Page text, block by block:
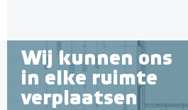
Wij kunnen ons
in elke ruimte
verplaatsen